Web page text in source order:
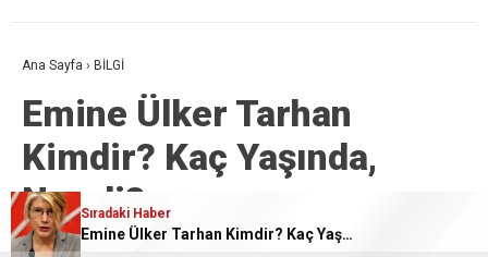
Sıradaki Haber
Emine Ülker Tarhan Kimdir? Kaç Yaşında, Nereli?
Ana Sayfa › BİLGİ
Emine Ülker Tarhan
Kimdir? Kaç Yaşında,
Nereli?